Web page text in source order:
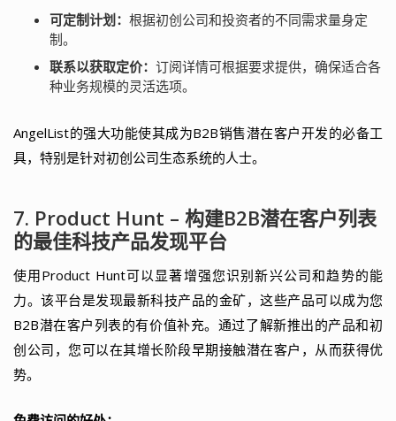
可定制计划： 根据初创公司和投资者的不同需求量身定
制。
联系以获取定价： 订阅详情可根据要求提供，确保适合各
种业务规模的灵活选项。
AngelList的强大功能使其成为B2B销售潜在客户开发的必备工
具，特别是针对初创公司生态系统的人士。
7. Product Hunt – 构建B2B潜在客户列表
的最佳科技产品发现平台
使用Product Hunt可以显著增强您识别新兴公司和趋势的能
力。该平台是发现最新科技产品的金矿，这些产品可以成为您
B2B潜在客户列表的有价值补充。通过了解新推出的产品和初
创公司，您可以在其增长阶段早期接触潜在客户，从而获得优
势。